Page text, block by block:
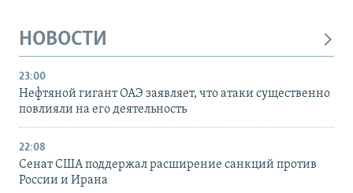
НОВОСТИ
23:00
Нефтяной гигант ОАЭ заявляет, что атаки существенно
повлияли на его деятельность
22:08
Сенат США поддержал расширение санкций против
России и Ирана